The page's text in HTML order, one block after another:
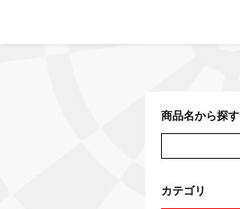
商品名から探す
カテゴリ